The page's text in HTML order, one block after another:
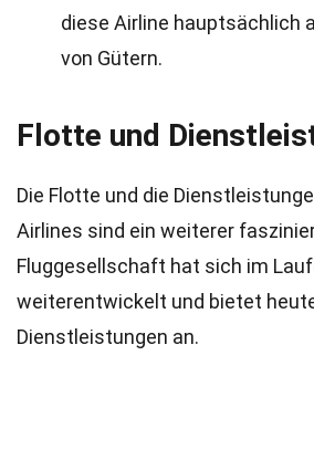
diese Airline hauptsächlich
von Gütern.
Flotte und
Die Flotte und die
Airlines sind ein weiterer
Fluggesellschaft hat sich im
weiterentwickelt und bietet
Dienstleistungen an.